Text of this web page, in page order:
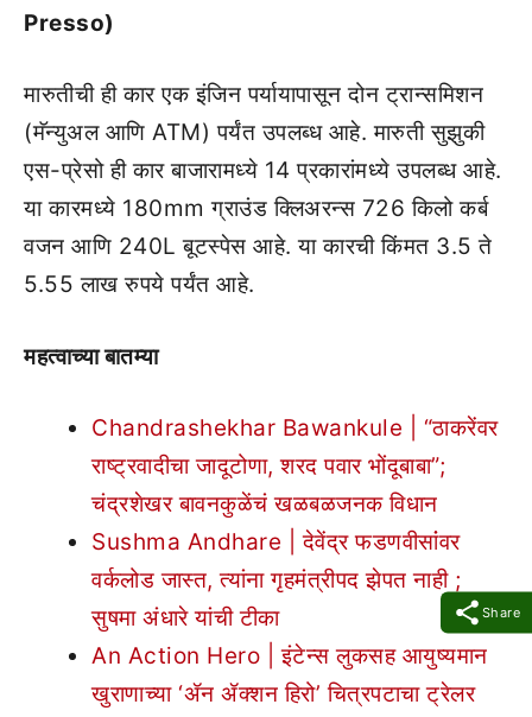
Share
Presso)
मारुतीची ही कार एक इंजिन पर्यायापासून दोन ट्रान्समिशन
(मॅन्युअल आणि ATM) पर्यंत उपलब्ध आहे. मारुती सुझुकी
एस-प्रेसो ही कार बाजारामध्ये 14 प्रकारांमध्ये उपलब्ध आहे.
या कारमध्ये 180mm ग्राउंड क्लिअरन्स 726 किलो कर्ब
वजन आणि 240L बूटस्पेस आहे. या कारची किंमत 3.5 ते
5.55 लाख रुपये पर्यंत आहे.
महत्वाच्या बातम्या
Chandrashekhar Bawankule | “ठाकरेंवर
राष्ट्रवादीचा जादूटोणा, शरद पवार भोंदूबाबा”;
चंद्रशेखर बावनकुळेंचं खळबळजनक विधान
Sushma Andhare | देवेंद्र फडणवीसांंवर
वर्कलोड जास्त, त्यांना गृहमंत्रीपद झेपत नाही ;
सुषमा अंधारे यांची टीका
An Action Hero | इंटेन्स लुकसह आयुष्यमान
खुराणाच्या ‘ॲन ॲक्शन हिरो’ चित्रपटाचा ट्रेलर